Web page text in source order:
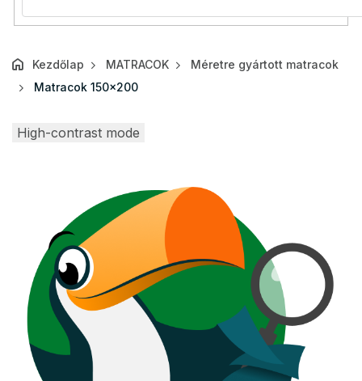
Kezdőlap MATRACOK
Méretre gyártott matracok
Matracok 150x200
High-contrast mode